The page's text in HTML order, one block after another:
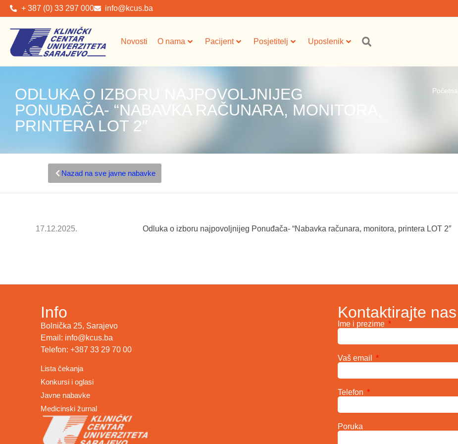
+ 387 (0) 33 297 000 info@kcus.ba
Novosti O nama Pacijent Posjetitelj Uposlenik
ODLUKA O IZBORU NAJPOVOLJNIJEG
PONUĐAČA- “NABAVKA RAČUNARA, MONITORA,
PRINTERA LOT 2″
Početna
Nazad na sve javne nabavke
17.12.2025. Odluka o izboru najpovoljnijeg Ponuđača- “Nabavka računara, monitora, printera LOT 2″
Info
Bolnička 25, Sarajevo
Email: info@kcus.ba
Telefon: +387 33 29 70 00
Lista čekanja
Konkursi i oglasi
Javne nabavke
Medicinski žurnal
Kontaktirajte nas
Ime i prezime
Vaš email
Telefon
Poruka